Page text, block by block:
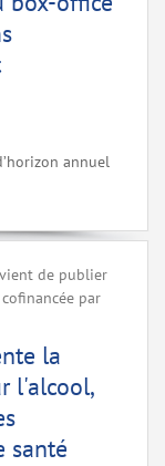
annuel
de publier
par
la
l'alcool,
santé